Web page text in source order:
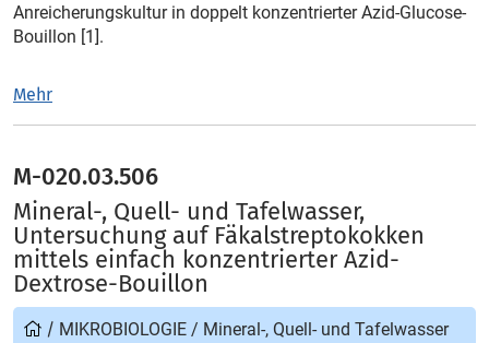
Anreicherungskultur in doppelt konzentrierter Azid-Glucose-
Bouillon [1].
Mehr
M-020.03.506
Mineral-, Quell- und Tafelwasser,
Untersuchung auf Fäkalstreptokokken
mittels einfach konzentrierter Azid-
Dextrose-Bouillon
/ MIKROBIOLOGIE / Mineral-, Quell- und Tafelwasser